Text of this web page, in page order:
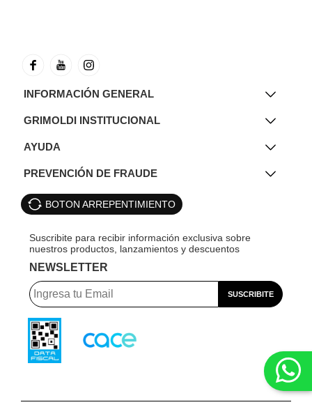
INFORMACIÓN GENERAL
GRIMOLDI INSTITUCIONAL
AYUDA
PREVENCIÓN DE FRAUDE
BOTON ARREPENTIMIENTO
NEWSLETTER